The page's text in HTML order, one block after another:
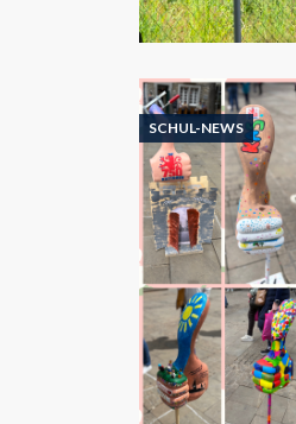
SCHUL-NEWS